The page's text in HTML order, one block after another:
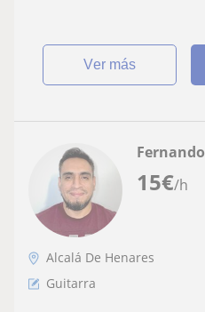
ver más
15€/h
Fernando
Alcalá De Henares
Guitarra